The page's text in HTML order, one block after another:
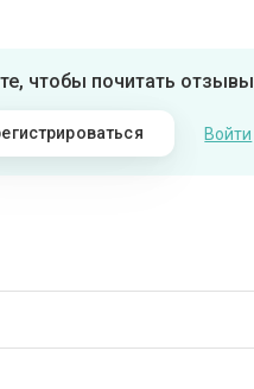
чтобы почитать отзывы
Войти